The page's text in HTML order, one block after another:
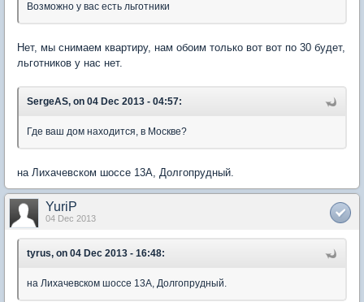
Возможно у вас есть льготники
Нет, мы снимаем квартиру, нам обоим только вот вот по 30 будет,
льготников у нас нет.
SergeAS, on 04 Dec 2013 - 04:57:
Где ваш дом находится, в Москве?
на Лихачевском шоссе 13А, Долгопрудный.
YuriP
04 Dec 2013
tyrus, on 04 Dec 2013 - 16:48:
на Лихачевском шоссе 13А, Долгопрудный.